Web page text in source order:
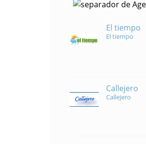
El tiempo
El tiempo
Callejero
Callejero